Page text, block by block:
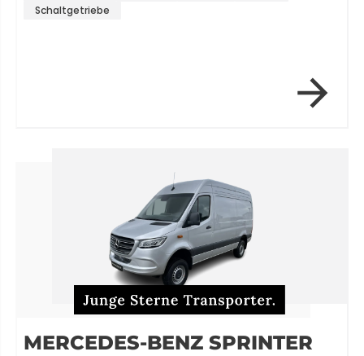
Schaltgetriebe
MERCEDES-BENZ SPRINTER